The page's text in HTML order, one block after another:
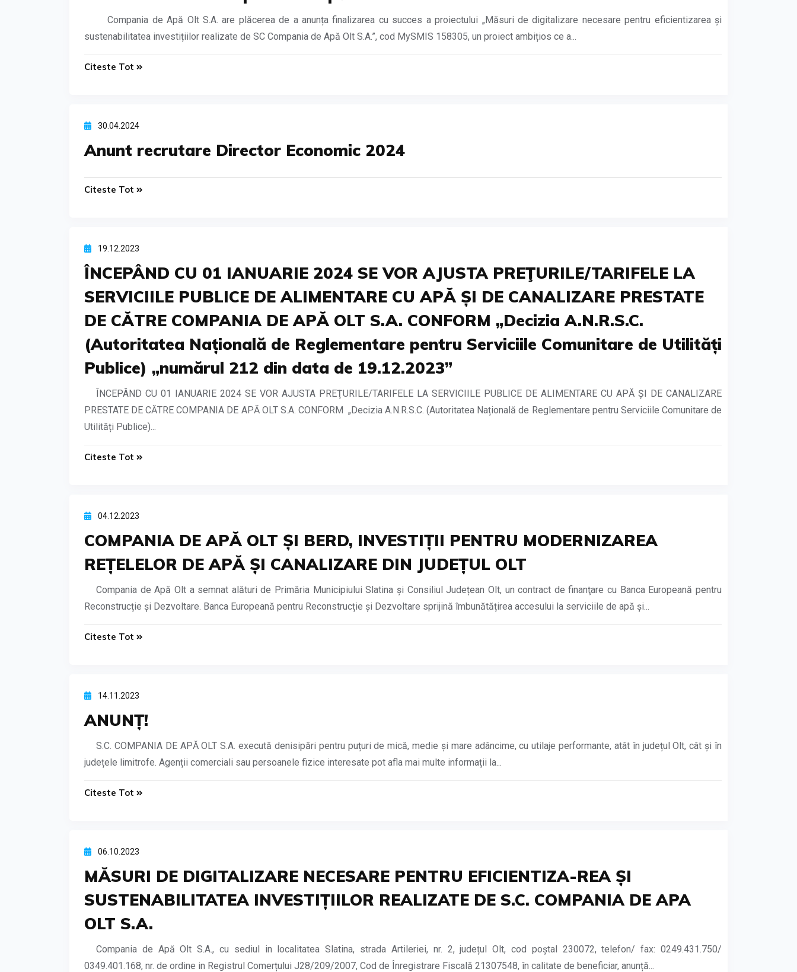
Compania de Apă Olt S.A. are plăcerea de a anunța finalizarea cu succes a proiectului „Măsuri de digitalizare necesare pentru eficientizarea și
sustenabilitatea investițiilor realizate de SC Compania de Apă Olt S.A.”, cod MySMIS 158305, un proiect ambițios ce a...
Citeste Tot
30.04.2024
Anunt recrutare Director Economic 2024
Citeste Tot
19.12.2023
ÎNCEPÂND CU 01 IANUARIE 2024 SE VOR AJUSTA PREŢURILE/TARIFELE LA
SERVICIILE PUBLICE DE ALIMENTARE CU APĂ ȘI DE CANALIZARE PRESTATE
DE CĂTRE COMPANIA DE APĂ OLT S.A. CONFORM „Decizia A.N.R.S.C.
(Autoritatea Națională de Reglementare pentru Serviciile Comunitare de Utilități
Publice) „numărul 212 din data de 19.12.2023”
ÎNCEPÂND CU 01 IANUARIE 2024 SE VOR AJUSTA PREŢURILE/TARIFELE LA SERVICIILE PUBLICE DE ALIMENTARE CU APĂ ȘI DE CANALIZARE
PRESTATE DE CĂTRE COMPANIA DE APĂ OLT S.A. CONFORM „Decizia A.N.R.S.C. (Autoritatea Națională de Reglementare pentru Serviciile Comunitare de
Utilități Publice)...
Citeste Tot
04.12.2023
COMPANIA DE APĂ OLT ȘI BERD, INVESTIȚII PENTRU MODERNIZAREA
REȚELELOR DE APĂ ȘI CANALIZARE DIN JUDEȚUL OLT
Compania de Apă Olt a semnat alături de Primăria Municipiului Slatina și Consiliul Județean Olt, un contract de finanţare cu Banca Europeană pentru
Reconstrucție și Dezvoltare. Banca Europeană pentru Reconstrucție și Dezvoltare sprijină îmbunătățirea accesului la serviciile de apă și...
Citeste Tot
14.11.2023
ANUNȚ!
S.C. COMPANIA DE APĂ OLT S.A. execută denisipări pentru puțuri de mică, medie și mare adâncime, cu utilaje performante, atât în județul Olt, cât și în
județele limitrofe. Agenții comerciali sau persoanele fizice interesate pot afla mai multe informații la...
Citeste Tot
06.10.2023
MĂSURI DE DIGITALIZARE NECESARE PENTRU EFICIENTIZA-REA ȘI
SUSTENABILITATEA INVESTIȚIILOR REALIZATE DE S.C. COMPANIA DE APA
OLT S.A.
Compania de Apă Olt S.A., cu sediul in localitatea Slatina, strada Artileriei, nr. 2, județul Olt, cod poștal 230072, telefon/ fax: 0249.431.750/
0349.401.168, nr. de ordine in Registrul Comerțului J28/209/2007, Cod de Înregistrare Fiscală 21307548, în calitate de beneficiar, anunță...